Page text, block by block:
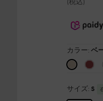
カラー: ベ
サイズ: S